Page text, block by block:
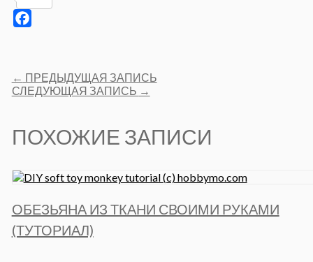
Post
navigation
← ПРЕДЫДУЩАЯ ЗАПИСЬ
СЛЕДУЮЩАЯ ЗАПИСЬ →
ПОХОЖИЕ ЗАПИСИ
ОБЕЗЬЯНА ИЗ ТКАНИ СВОИМИ РУКАМИ
(ТУТОРИАЛ)